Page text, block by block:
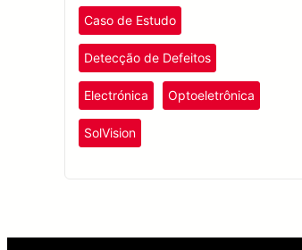
controle de qualidade da isolação de
cabos, a precisão da inspeção e a
eficiência da produção para fios e
cabos.
Caso de Estudo
Detecção de Defeitos
Electrónica Optoeletrônica
SolVision